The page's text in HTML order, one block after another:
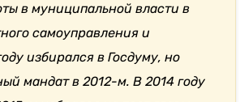
в муниципальной власти в
самоуправления и
избирался в Госдуму, но
мандат в 2012-м. В 2014 году